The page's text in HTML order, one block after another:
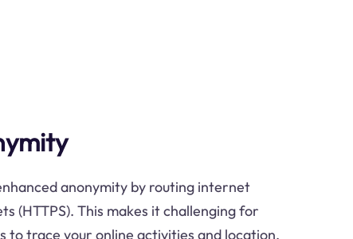
anonymity by routing internet
(HTTPS). This makes it challenging for
to trace your online activities and location.